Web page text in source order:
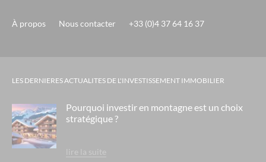
À propos Nous contacter +33 (0)4 37 64 16 37
LES DERNIERES ACTUALITES DE L'INVESTISSEMENT IMMOBILIER
Pourquoi investir en montagne est un choix
stratégique ?
lire la suite